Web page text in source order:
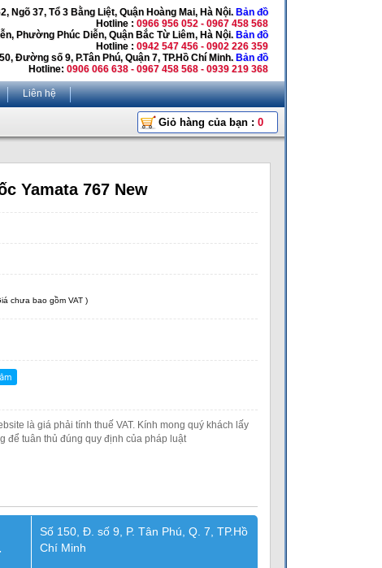
Ngõ 37, Tổ 3 Bằng Liệt, Quận Hoàng Mai, Hà Nội. Bản đồ
Hotline : 0966 956 052 - 0967 458 568
Phường Phúc Diễn, Quận Bắc Từ Liêm, Hà Nội. Bản đồ
Hotline : 0942 547 456 - 0902 226 359
Đường số 9, P.Tân Phú, Quận 7, TP.Hồ Chí Minh. Bản đồ
Hotline: 0906 066 638 - 0967 458 568 - 0939 219 368
Liên hệ
Giỏ hàng của bạn : 0
Yamata 767 New
chưa bao gồm VAT )
là giá phải tính thuế VAT. Kính mong quý khách lấy
để tuân thủ đúng quy định của pháp luật
Số 150, Đ. số 9, P. Tân Phú, Q. 7, TP.Hồ
Chí Minh